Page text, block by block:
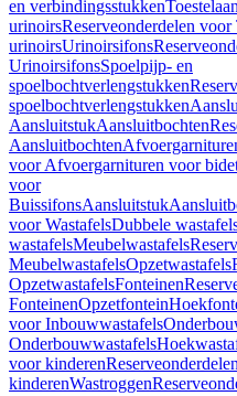
en verbindingsstukken
urinoirsReserveonderdelen
urinoirsUrinoirsifons
UrinoirsifonsSpoelpijp- en
spoelbochtverlengstukken
spoelbochtverlengstukken
AansluitstukAansluitbochten
Aansluitbochten
voor Afvoergarnituren voor
voor
BuissifonsAansluitstuk
voor WastafelsDubbele
wastafelsMeubelwastafels
MeubelwastafelsOpzetwastafels
OpzetwastafelsFonteinen
FonteinenOpzetfontein
voor Inbouwwastafels
Onderbouwwastafels
voor kinderen
kinderenWastroggen